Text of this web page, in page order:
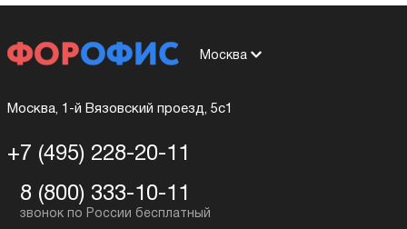
Москва
Москва, 1-й Вязовский проезд, 5с1
+7 (495) 228-20-11
8 (800) 333-10-11